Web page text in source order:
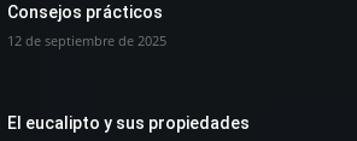
Consejos prácticos
12 de septiembre de 2025
El eucalipto y sus propiedades